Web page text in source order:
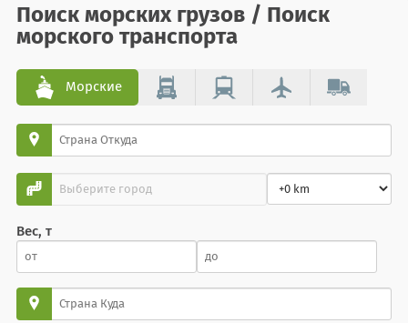
Поиск морских грузов / Поиск
морского транспорта
Морские
Вес, т